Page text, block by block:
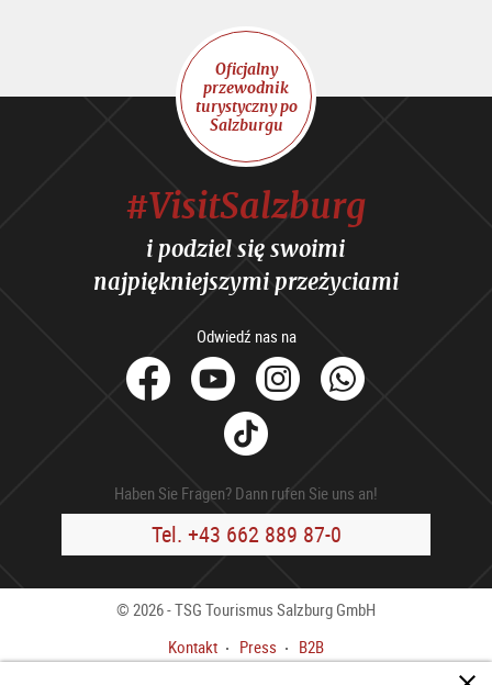
Oficjalny
przewodnik
turystyczny po
Salzburgu
#VisitSalzburg
i podziel się swoimi
najpiękniejszymi przeżyciami
Odwiedź nas na
facebook
YoutubeInstagram
Tik
Tok
Haben Sie Fragen? Dann rufen Sie uns an!
Tel. +43 662 889 87-0
© 2026 - TSG Tourismus Salzburg GmbH
Kontakt
Press
B2B